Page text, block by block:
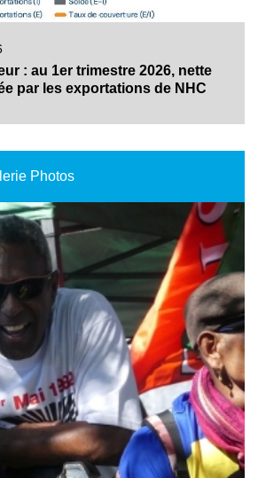
: au 1er trimestre 2026, nette
par les exportations de NHC
Photos